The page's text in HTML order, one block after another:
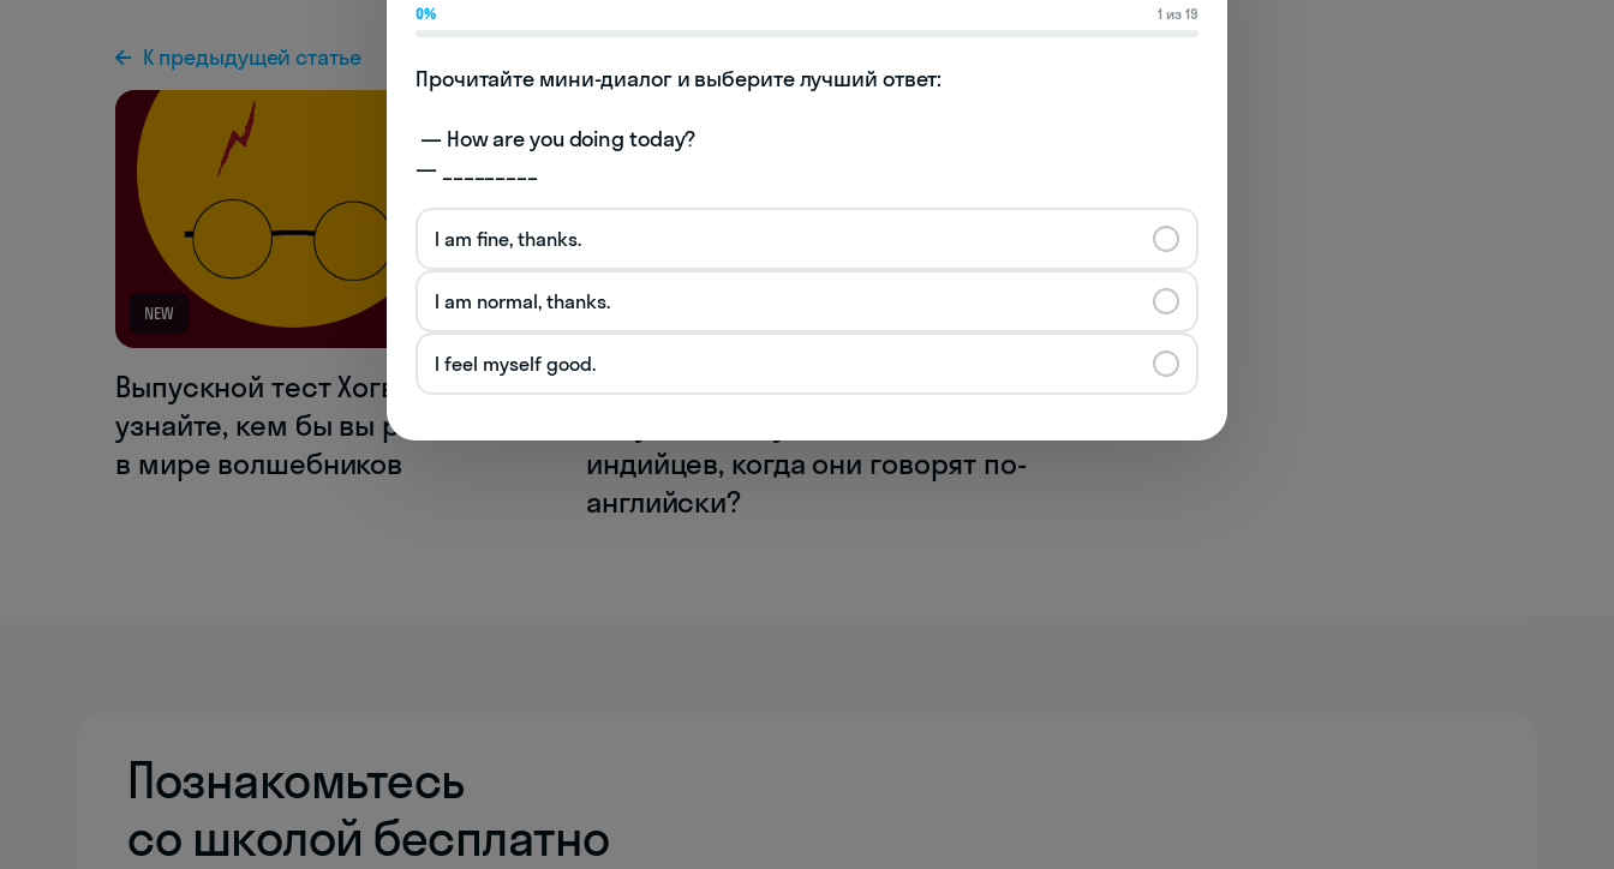
К предыдущей статье
NEW
Выпускной тест Хогвартса:
узнайте, кем бы вы работали
в мире волшебников
Тест на знание Hinglish:
индийцев, когда они говорят по-
английски?
Познакомьтесь
со школой бесплатно
0% 1 из 19
Прочитайте мини-диалог и выберите лучший ответ:
— _________
I am fine, thanks.
I am normal, thanks.
I feel myself good.